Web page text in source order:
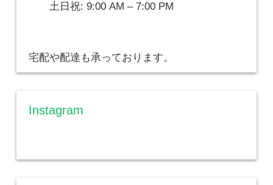
土日祝: 9:00 AM – 7:00 PM
宅配や配達も承っております。
Instagram